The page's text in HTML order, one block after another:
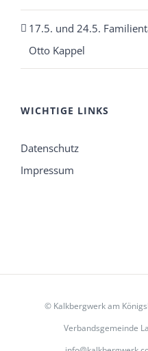
17.5. und 24.5.
Otto Kappel
WICHTIGE LINKS
Datenschutz
Impressum
© Kalkbergwerk am
Verbandsgemeinde